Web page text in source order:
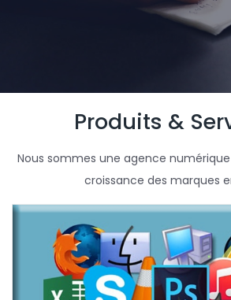
Produits &
Nous sommes une agence
croissance des marques